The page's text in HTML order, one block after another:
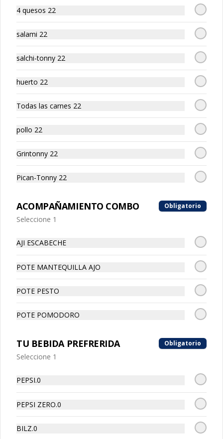
Tripasta Familiar
Tripasta Familiar
-  Fetuccini boloñesa
-  Ñoki al pesto
-  Penne rigatti alfredo
Tripasta de Tonny
Tripasta de Tonny
-  Fetuccini boloñesa
-  Ñoki al pesto
-  Penne rigatti alfredo
Antipasto
Bolitas de Carne
Bolitas de Carne, 3 unidades de
bolitas de carne envueltan en suave
masa de pizza frita, puedes escoger tu
salsa favotita!!
Mozzarella Fior, tomate, albahaca y
pesto acompañado de tostadas.
Char-Q
4 quesos 22
salami 22
salchi-tonny 22
huerto 22
Todas las carnes 22
pollo 22
Grintonny 22
Pican-Tonny 22
ACOMPAÑAMIENTO COMBO Obligatorio
Seleccione 1
AJI ESCABECHE
POTE MANTEQUILLA AJO
POTE PESTO
POTE POMODORO
TU BEBIDA PREFRERIDA Obligatorio
Seleccione 1
PEPSI.0
PEPSI ZERO.0
BILZ.0